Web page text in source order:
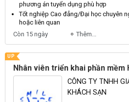
phương ántuyển dụng phù hợp
Tốt nghiệp Cao đẳng/Đại học chuyên
hoặc liên quan
Còn 15 ngày
Thêm...
UP
Nhân viên triển khai phần mềm
CÔNG TY TNHH
KHÁCH SẠN